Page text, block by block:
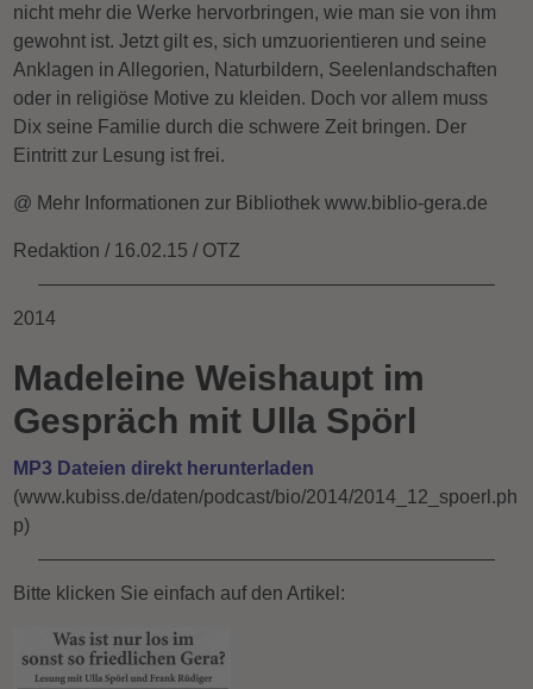
nicht mehr die Werke hervorbringen, wie man sie von ihm
gewohnt ist. Jetzt gilt es, sich umzuorientieren und seine
Anklagen in Allegorien, Naturbildern, Seelenlandschaften
oder in religiöse Motive zu kleiden. Doch vor allem muss
Dix seine Familie durch die schwere Zeit bringen. Der
Eintritt zur Lesung ist frei.
@ Mehr Informationen zur Bibliothek www.biblio-gera.de
Redaktion / 16.02.15 / OTZ
2014
Madeleine Weishaupt im
Gespräch mit Ulla Spörl
MP3 Dateien direkt herunterladen
(www.kubiss.de/daten/podcast/bio/2014/2014_12_spoerl.ph
p)
Bitte klicken Sie einfach auf den Artikel: